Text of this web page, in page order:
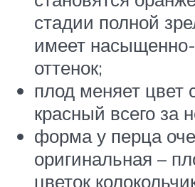
стадии полной
имеет
оттенок;
плод меняет цвет
красный всего за
форма у перца
оригинальная –
цветок